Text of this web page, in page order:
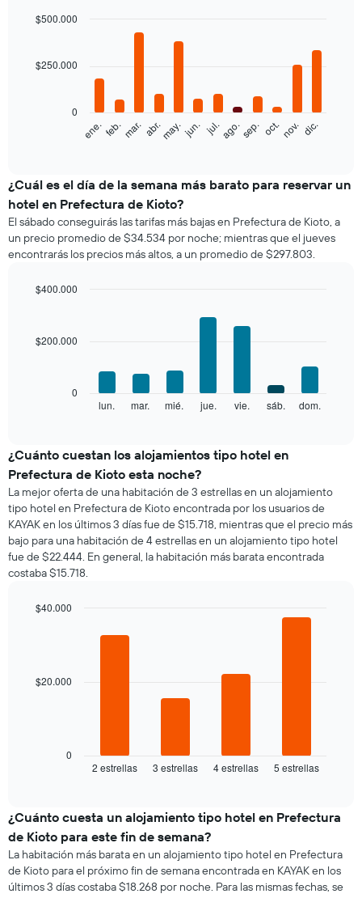
with
el
precio
promedio
de
una
habitación
mes
muestra
El
gráfico
muestra
1
eje
que
indica
el
promedio
ene.feb.mar. abr.may.jun. jul.ago.sep. oct.nov. dic.
0
$250.000
$500.000
¿Cuál es el día de la semana más barato para reservar un
hotel en Prefectura de Kioto?
El sábado conseguirás las tarifas más bajas en Prefectura de Kioto, a
un precio promedio de $34.534 por noche; mientras que el jueves
encontrarás los precios más altos, a un promedio de $297.803.
el
precio
promedio
de
una
habitación
por
cada
día
la
semana.
El
gráfico
muestra
1
lun. mar. mié. jue. vie. sáb. dom.
0
$200.000
$400.000
¿Cuánto cuestan los alojamientos tipo hotel en
Prefectura de Kioto esta noche?
La mejor oferta de una habitación de 3 estrellas en un alojamiento
tipo hotel en Prefectura de Kioto encontrada por los usuarios de
KAYAK en los últimos 3 días fue de $15.718, mientras que el precio más
bajo para una habitación de 4 estrellas en un alojamiento tipo hotel
fue de $22.444. En general, la habitación más barata encontrada
costaba $15.718.
bars.
muestra
de
una
habitación
para
esta
noche,
2 estrellas 3 estrellas 4 estrellas 5 estrellas
0
$20.000
$40.000
¿Cuánto cuesta un alojamiento tipo hotel en Prefectura
de Kioto para este fin de semana?
La habitación más barata en un alojamiento tipo hotel en Prefectura
de Kioto para el próximo fin de semana encontrada en KAYAK en los
últimos 3 días costaba $18.268 por noche. Para las mismas fechas, se